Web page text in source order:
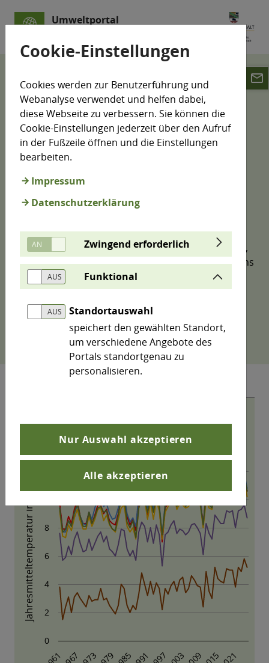
Umweltportal
Klimamonitoring
Klimawandelfolgen-Indikatoren
Klima
Temperatur
Temperatur (A1)
Die bodennahe Lufttemperatur gehört zu den
auffälligsten Indikatoren des Klimawandels. Sie
bodennahen Atmosphäre. Im Indikator A1 Werden
die Jahresmitteltemperaturen für das gesamte Jahr,
sowie für das Sommer- und Winterhalbjahr für sechs
Stationen in Sachsen-Anhalt ermittelt.
lassen sich im Diagramm einzelne Datenreihen
aus- bzw. wieder einschalten.
Cookie-Einstellungen
Cookies werden zur Benutzerführung und
Webanalyse verwendet und helfen dabei,
diese Webseite zu verbessern. Sie können die
Cookie-Einstellungen jederzeit über den Aufruf
in der Fußzeile öffnen und die Einstellungen
bearbeiten.
Impressum
Datenschutzerklärung
Zwingend erforderlich
Funktional
Standortauswahl
speichert den gewählten Standort,
um verschiedene Angebote des
Portals standortgenau zu
personalisieren.
Nur Auswahl akzeptieren
Alle akzeptieren
email